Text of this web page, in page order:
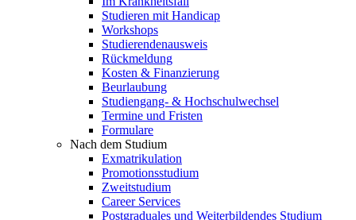
Studieren mit Handicap
Workshops
Studierendenausweis
Rückmeldung
Kosten & Finanzierung
Beurlaubung
Studiengang- & Hochschulwechsel
Termine und Fristen
Formulare
Nach dem Studium
Exmatrikulation
Promotionsstudium
Zweitstudium
Career Services
Postgraduales und Weiterbildendes Studium